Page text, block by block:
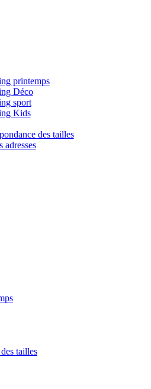
printemps
Déco
sport
Kids
des tailles
adresses
tailles